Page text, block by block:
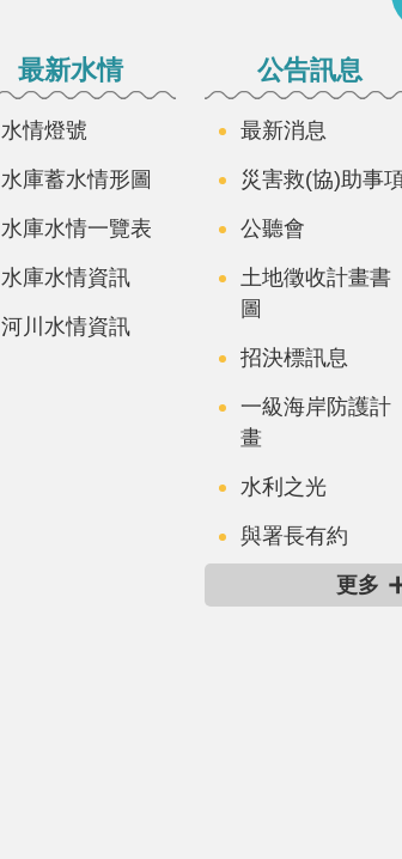
最新水情
水情燈號
水庫蓄水情形圖
水庫水情一覽表
水庫水情資訊
河川水情資訊
公告訊息
最新消息
災害救(協)助事
公聽會
土地徵收計畫書
圖
招決標訊息
一級海岸防護計
畫
水利之光
與署長有約
更多